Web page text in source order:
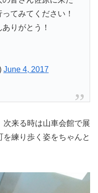
てみてください！
りがとう！
June 4, 2017
次来る時は山車会館で展
練り歩く姿をちゃんと